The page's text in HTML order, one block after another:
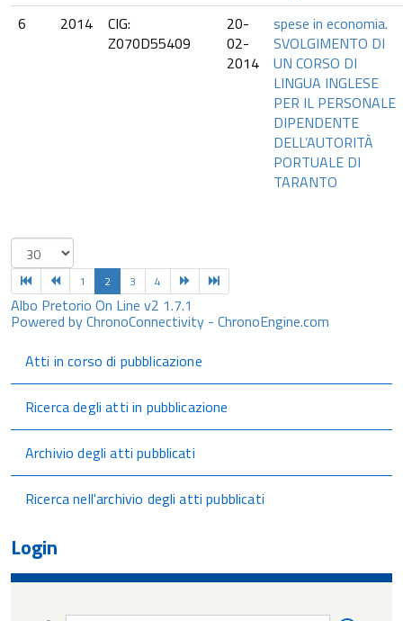
6
2014
CIG:
Z070D55409
20-
02-
2014
spese in economia.
SVOLGIMENTO DI
UN CORSO DI
LINGUA INGLESE
PER IL PERSONALE
DIPENDENTE
DELL’AUTORITÀ
PORTUALE DI
TARANTO
1 2 3 4
Albo Pretorio On Line v2 1.7.1
Powered by ChronoConnectivity - ChronoEngine.com
Atti in corso di pubblicazione
Ricerca degli atti in pubblicazione
Archivio degli atti pubblicati
Ricerca nell'archivio degli atti pubblicati
Login